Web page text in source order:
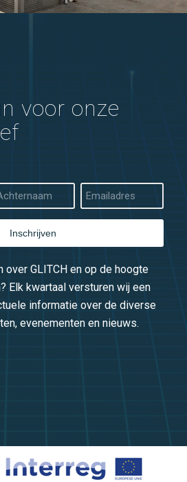
voor onze
Inschrijven
over GLITCH en op de hoogte
Elk kwartaal versturen wij een
informatie over de diverse
evenementen en nieuws.